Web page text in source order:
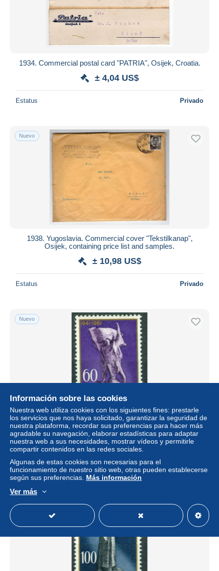
1934. Commercial postal card "PATRIA", Osijek, Croatia.
± 4,04 US$
Estatus Privado
Nuevo
1938. Yugoslavia. Commercial cover "Tekstilkanap",
Osijek, containing price list and samples.
± 10,98 US$
Estatus Privado
Nuevo
Yugoslavia 1961 MiNr 955 MNH 20th Anniv of Yugoslav In
surrection. Nova Gradisks Victory Monument #12-09-36
± 0,12 US$
Estatus Privado
Información sobre las cookies
Nuestra web utiliza cookies con los siguientes fines: prestarle
los servicios que nos haya solicitado, garantizar la seguridad de
nuestra plataforma, recordar sus preferencias para hacer más
agradable su navegación, elaborar estadísticas para adaptar
nuestra web a sus necesidades, mostrar vídeos y permitirle
compartir contenidos en las redes sociales.
Algunas de estas cookies son necesarias para el
funcionamiento de nuestro sitio web, otras pueden establecerse
según sus preferencias. Más información
Ver más